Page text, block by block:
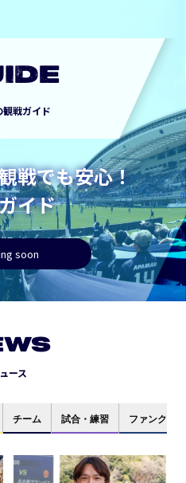
戦ガイド
戦でも安心！
イド
soon
ース
チーム 試合・練習 ファンクラブ